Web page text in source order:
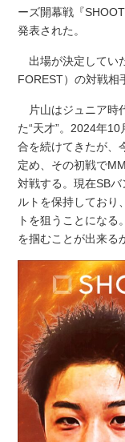
ーズ開幕戦『
発表された。
出場が決定してい
FOREST）の対戦相
片山はジュニア時
た“天才”。2024年
合を続けてきたが、
定め、その初戦で
対戦する。現在SB
ルトを保持しており
トを狙うことになる
を掴むことが出来る